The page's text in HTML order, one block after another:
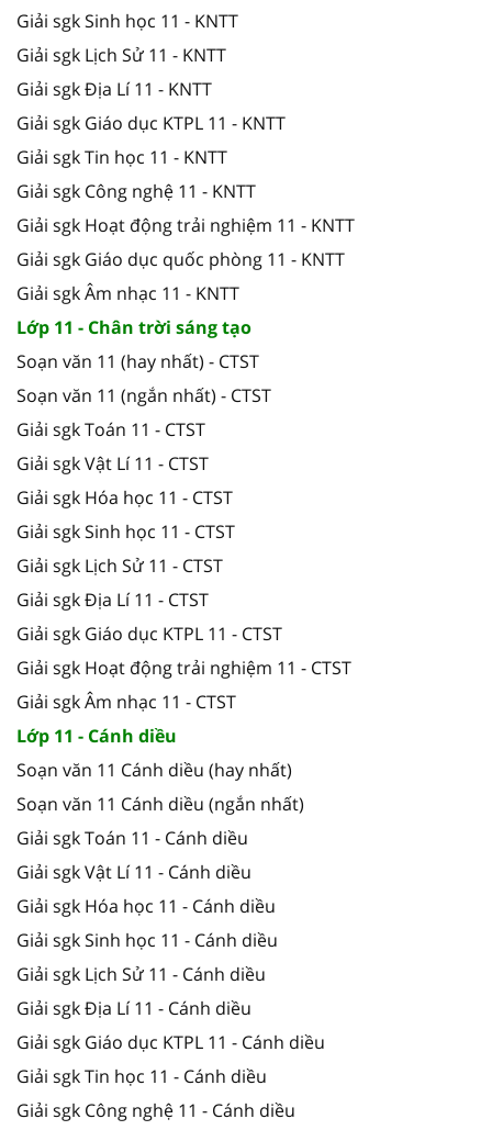
Giải sgk Sinh học 11 - KNTT
Giải sgk Lịch Sử 11 - KNTT
Giải sgk Địa Lí 11 - KNTT
Giải sgk Giáo dục KTPL 11 - KNTT
Giải sgk Tin học 11 - KNTT
Giải sgk Công nghệ 11 - KNTT
Giải sgk Hoạt động trải nghiệm 11 - KNTT
Giải sgk Giáo dục quốc phòng 11 - KNTT
Giải sgk Âm nhạc 11 - KNTT
Lớp 11 - Chân trời sáng tạo
Soạn văn 11 (hay nhất) - CTST
Soạn văn 11 (ngắn nhất) - CTST
Giải sgk Toán 11 - CTST
Giải sgk Vật Lí 11 - CTST
Giải sgk Hóa học 11 - CTST
Giải sgk Sinh học 11 - CTST
Giải sgk Lịch Sử 11 - CTST
Giải sgk Địa Lí 11 - CTST
Giải sgk Giáo dục KTPL 11 - CTST
Giải sgk Hoạt động trải nghiệm 11 - CTST
Giải sgk Âm nhạc 11 - CTST
Lớp 11 - Cánh diều
Soạn văn 11 Cánh diều (hay nhất)
Soạn văn 11 Cánh diều (ngắn nhất)
Giải sgk Toán 11 - Cánh diều
Giải sgk Vật Lí 11 - Cánh diều
Giải sgk Hóa học 11 - Cánh diều
Giải sgk Sinh học 11 - Cánh diều
Giải sgk Lịch Sử 11 - Cánh diều
Giải sgk Địa Lí 11 - Cánh diều
Giải sgk Giáo dục KTPL 11 - Cánh diều
Giải sgk Tin học 11 - Cánh diều
Giải sgk Công nghệ 11 - Cánh diều